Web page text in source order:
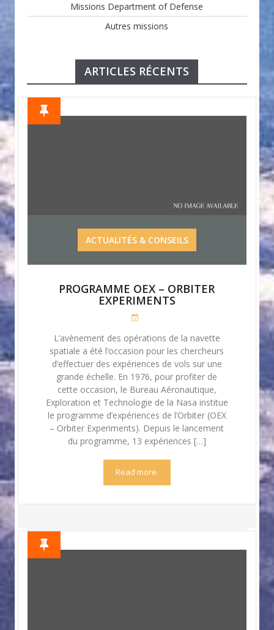
Missions Department of Defense
Autres missions
ARTICLES RÉCENTS
ACTUALITÉS & CONSEILS
PROGRAMME OEX – ORBITER
EXPERIMENTS
L’avènement des opérations de la navette
spatiale a été l’occasion pour les chercheurs
d’effectuer des expériences de vols sur une
grande échelle. En 1976, pour profiter de
cette occasion, le Bureau Aéronautique,
Exploration et Technologie de la Nasa institue
le programme d’expériences de l’Orbiter (OEX
– Orbiter Experiments). Depuis le lancement
du programme, 13 expériences […]
Read more.